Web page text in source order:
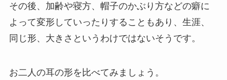
その後、加齢や寝方、帽子のかぶり方などの癖に
よって変形していったりすることもあり、生涯、
同じ形、大きさというわけではないそうです。
お二人の耳の形を比べてみましょう。